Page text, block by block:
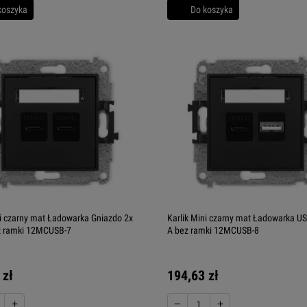
Do koszyka
czarny mat Ładowarka Gniazdo 2x
ramki 12MCUSB-7
+
Karlik Mini czarny mat Ładowarka
A bez ramki 12MCUSB-8
194,63 zł
− +